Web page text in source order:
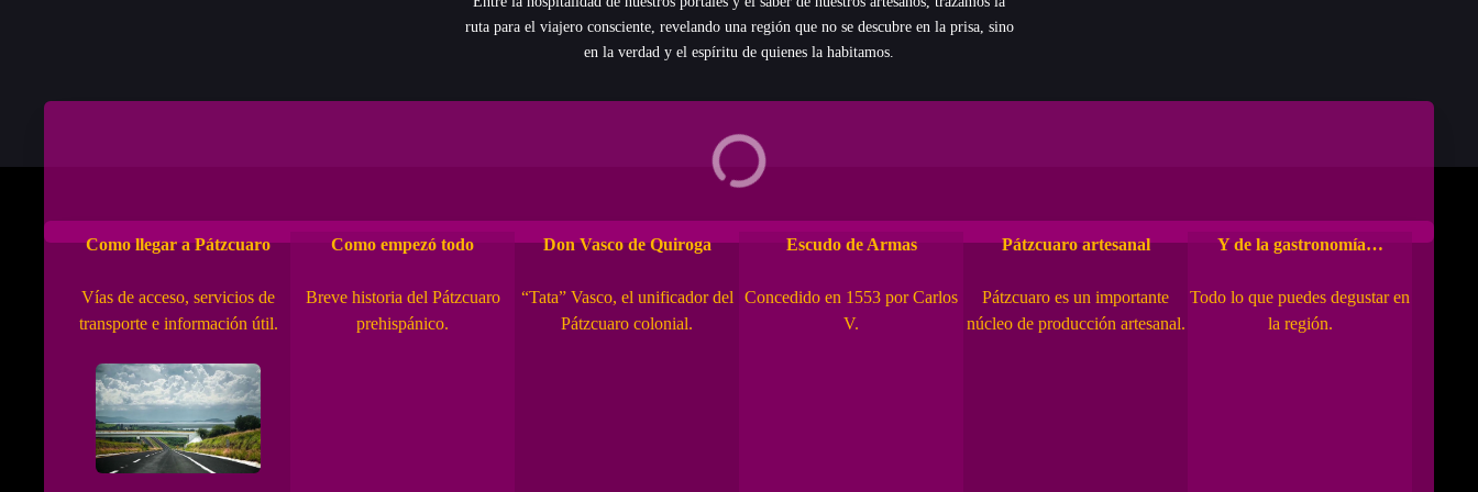
ruta para el viajero consciente, revelando una región que no se descubre en la prisa, sino
en la verdad y el espíritu de quienes la habitamos.
Como llegar a Pátzcuaro
Vías de acceso, servicios de
transporte e información útil.
Como empezó todo
Breve historia del Pátzcuaro
prehispánico.
Don Vasco de Quiroga
“Tata” Vasco, el unificador del
Pátzcuaro colonial.
Escudo de Armas
Concedido en 1553 por Carlos
V.
Pátzcuaro artesanal
Pátzcuaro es un importante
núcleo de producción artesanal.
Y de la gastronomía…
Todo lo que puedes degustar en
la región.